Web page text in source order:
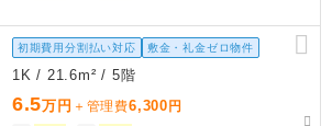
初期費用分割払い対応 敷金・礼金ゼロ物件
1K / 21.6m² / 5階
6.5万円 ＋管理費6,300 円